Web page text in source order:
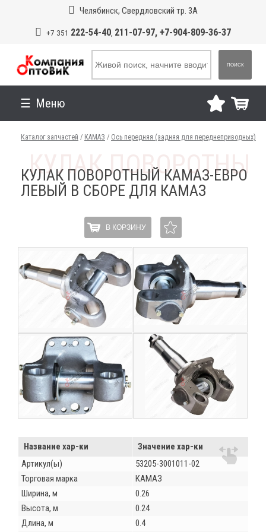
Челябинск, Свердловский тр. 3А
+7 351 222-54-40, 211-07-97, +7-904-809-36-37
ПОИСК
Меню
Каталог запчастей / КАМАЗ / Ось передняя (задняя для переднеприводных)
КУЛАК ПОВОРОТНЫЙ КАМАЗ-ЕВРО
ЛЕВЫЙ В СБОРЕ ДЛЯ КАМАЗ
В КОРЗИНУ
Название хар-ки
Значение хар-ки
Артикул(ы)
53205-3001011-02
Торговая марка
КАМАЗ
Ширина, м
0.26
Высота, м
0.24
Длина, м
0.4